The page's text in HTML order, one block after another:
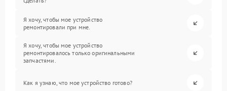
Я хочу, чтобы мое устройство
ремонтировали при мне.
Я хочу, чтобы мое устройство
ремонтировалось только оригинальными
запчастями.
Как я узнаю, что мое устройство готово?